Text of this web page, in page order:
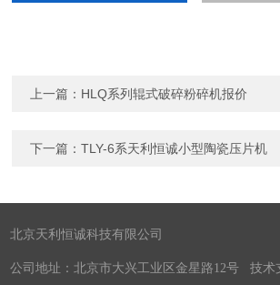
上一篇： HLQ系列辊式破碎粉碎机报价
下一篇：TLY-6系天利恒诚小型陶瓷压片机
北京天利恒诚科技有限公司
公司地址：北京市大兴工业区金星路12号 技术